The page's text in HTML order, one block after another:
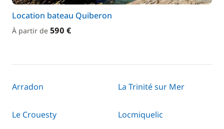
Location bateau Quiberon
À partir de 590 €
Arradon La Trinité sur Mer
Le Crouesty Locmiquelic